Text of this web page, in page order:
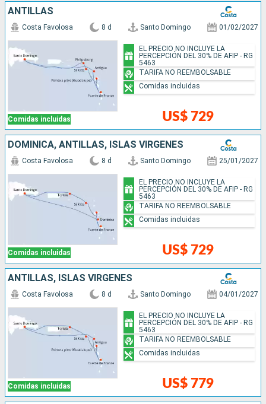
ANTILLAS
Comidas incluidas
Costa Favolosa 8 d Santo Domingo 01/02/2027
US$ 729
EL PRECIO NO INCLUYE LA
PERCEPCIÓN DEL 30% DE AFIP - RG
5463
TARIFA NO REEMBOLSABLE
Comidas incluidas
DOMINICA, ANTILLAS, ISLAS VÍRGENES
Comidas incluidas
Costa Favolosa 8 d Santo Domingo 25/01/2027
US$ 729
EL PRECIO NO INCLUYE LA
PERCEPCIÓN DEL 30% DE AFIP - RG
5463
TARIFA NO REEMBOLSABLE
Comidas incluidas
ANTILLAS, ISLAS VÍRGENES
Comidas incluidas
Costa Favolosa 8 d Santo Domingo 04/01/2027
US$ 779
EL PRECIO NO INCLUYE LA
PERCEPCIÓN DEL 30% DE AFIP - RG
5463
TARIFA NO REEMBOLSABLE
Comidas incluidas